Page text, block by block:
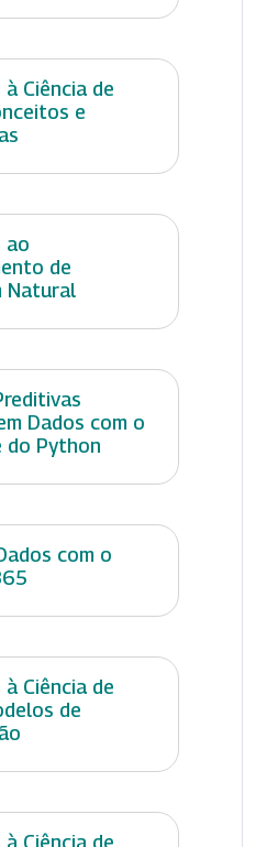
Ciência de
e
ao
de
Natural
Dados com o
do Python
com o
Ciência de
de
Ciência de